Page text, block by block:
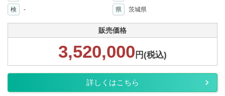
検
- 県 茨城県
販売価格
3,520,000 円(税込)
詳しくはこちら